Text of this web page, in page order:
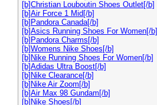
[b]Christian Louboutin Shoes Outlet[/b]
[b]Air Force 1 Mid[/b]
[b]Pandora Canada[/b]
[b]Asics Running Shoes For Women[/b]
[b]Pandora Charms[/b]
[b]Womens Nike Shoes[/b]
[b]Nike Running Shoes For Women[/b]
[b]Adidas Ultra Boost[/b]
[b]Nike Clearance[/b]
[b]Nike Air Zoom[/b]
[b]Air Max 98 Gundam[/b]
[b]Nike Shoes[/b]